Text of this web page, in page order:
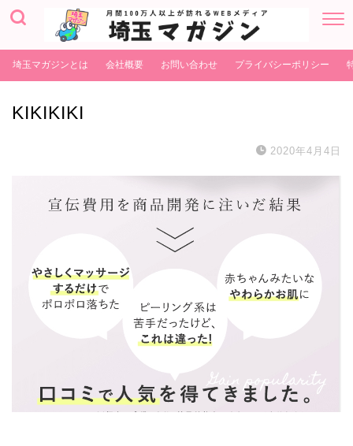
埼玉マガジンとは 会社概要 お問い合わせ プライバシーポリシー
KIKIKIKI
2020年4月4日